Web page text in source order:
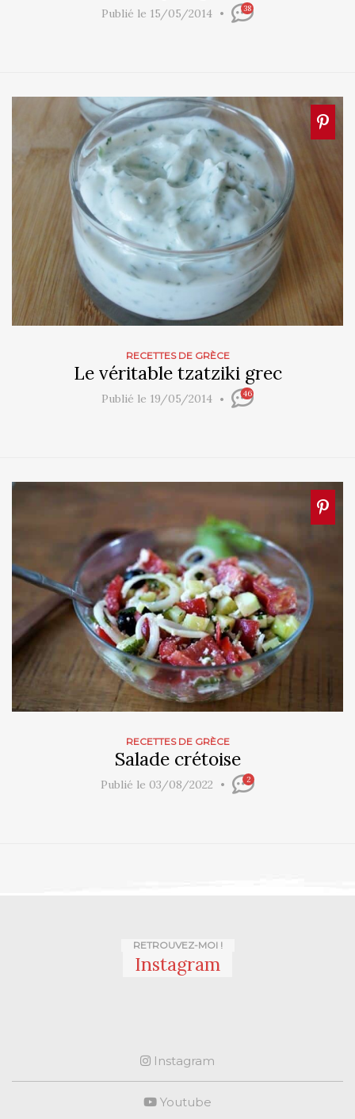
Publié le 15/05/2014 38
RECETTES DE GRÈCE
Le véritable tzatziki grec
Publié le 19/05/2014 46
RECETTES DE GRÈCE
Salade crétoise
Publié le 03/08/2022 2
RETROUVEZ-MOI !
Instagram
Instagram
Youtube